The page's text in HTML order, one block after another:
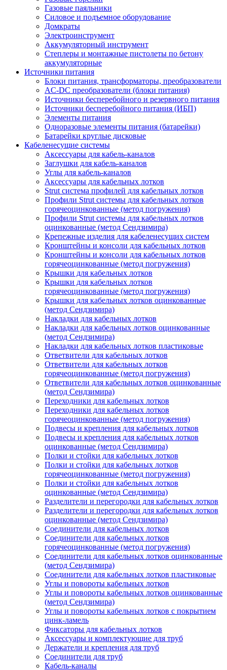
Газовые паяльники
Силовое и подъемное оборудование
Домкраты
Электроинструмент
Аккумуляторный инструмент
Степлеры и монтажные пистолеты по бетону
аккумуляторные
Источники питания
Блоки питания, трансформаторы, преобразователи
AC-DC преобразователи (блоки питания)
Источники бесперебойного и резервного питания
Источники бесперебойного питания (ИБП)
Элементы питания
Одноразовые элементы питания (батарейки)
Батарейки круглые дисковые
Кабеленесущие системы
Аксессуары для кабель-каналов
Заглушки для кабель-каналов
Углы для кабель-каналов
Аксессуары для кабельных лотков
Strut система профилей для кабельных лотков
Профили Strut системы для кабельных лотков
горячеоцинкованные (метод погружения)
Профили Strut системы для кабельных лотков
оцинкованные (метод Сендзимира)
Крепежные изделия для кабеленесущих систем
Кронштейны и консоли для кабельных лотков
Кронштейны и консоли для кабельных лотков
горячеоцинкованные (метод погружения)
Крышки для кабельных лотков
Крышки для кабельных лотков
горячеоцинкованные (метод погружения)
Крышки для кабельных лотков оцинкованные
(метод Сендзимира)
Накладки для кабельных лотков
Накладки для кабельных лотков оцинкованные
(метод Сендзимира)
Накладки для кабельных лотков пластиковые
Ответвители для кабельных лотков
Ответвители для кабельных лотков
горячеоцинкованные (метод погружения)
Ответвители для кабельных лотков оцинкованные
(метод Сендзимира)
Переходники для кабельных лотков
Переходники для кабельных лотков
горячеоцинкованные (метод погружения)
Подвесы и крепления для кабельных лотков
Подвесы и крепления для кабельных лотков
оцинкованные (метод Сендзимира)
Полки и стойки для кабельных лотков
Полки и стойки для кабельных лотков
горячеоцинкованные (метод погружения)
Полки и стойки для кабельных лотков
оцинкованные (метод Сендзимира)
Разделители и перегородки для кабельных лотков
Разделители и перегородки для кабельных лотков
оцинкованные (метод Сендзимира)
Соединители для кабельных лотков
Соединители для кабельных лотков
горячеоцинкованные (метод погружения)
Соединители для кабельных лотков оцинкованные
(метод Сендзимира)
Соединители для кабельных лотков пластиковые
Углы и повороты кабельных лотков
Углы и повороты кабельных лотков оцинкованные
(метод Сендзимира)
Углы и повороты кабельных лотков с покрытием
цинк-ламель
Фиксаторы для кабельных лотков
Аксессуары и комплектующие для труб
Держатели и крепления для труб
Соединители для труб
Кабель-каналы